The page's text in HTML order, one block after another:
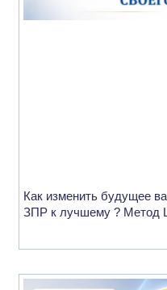
Как изменить будущее
ЗПР к лучшему ? Метод